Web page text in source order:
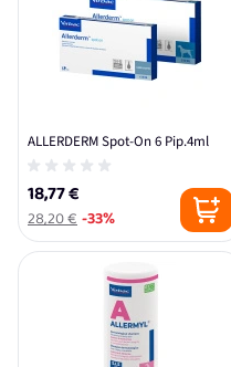
ALLERDERM Spot-On 6 Pip.4ml
18,77 €
28,20 €-33%